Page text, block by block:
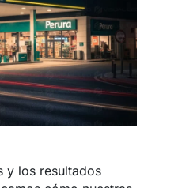
y los resultados